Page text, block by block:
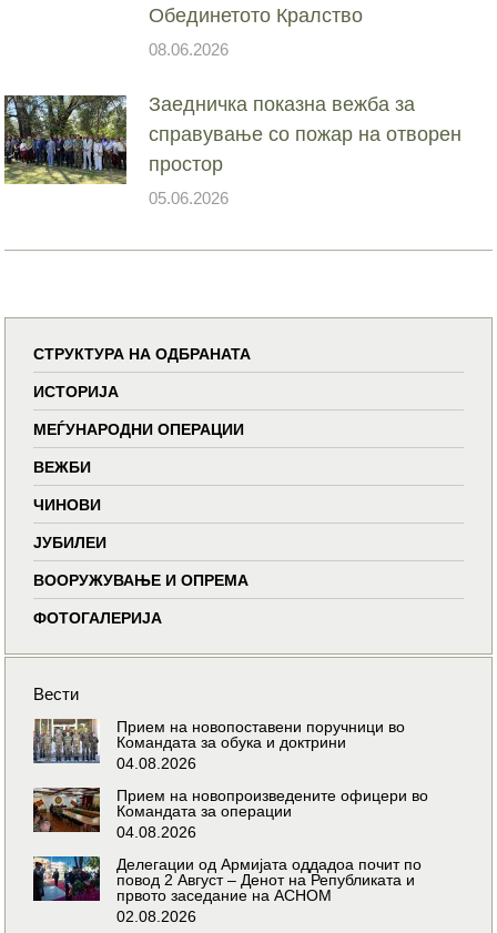
Обединетото Кралство
08.06.2026
Заедничка показна вежба за
справување со пожар на отворен
простор
05.06.2026
СТРУКТУРА НА ОДБРАНАТА
ИСТОРИЈА
МЕЃУНАРОДНИ ОПЕРАЦИИ
ВЕЖБИ
ЧИНОВИ
ЈУБИЛЕИ
ВООРУЖУВАЊЕ И ОПРЕМА
ФОТОГАЛЕРИЈА
Вести
Прием на новопоставени поручници во
Командата за обука и доктрини
04.08.2026
Прием на новопроизведените офицери во
Командата за операции
04.08.2026
Делегации од Армијата оддадоа почит по
повод 2 Август – Денот на Републиката и
првото заседание на АСНОМ
02.08.2026